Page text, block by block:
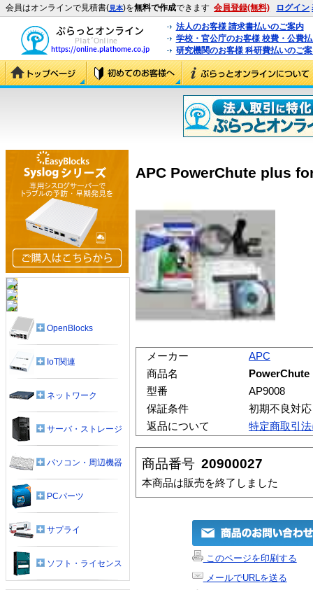
会員はオンラインで見積書(見本)を無料で作成できます 会員登録(無料) ログイン
法人のお客様 請求書払いのご案内
学校・官公庁のお客様 校費・公費
研究機関のお客様 科研費払いのご
APC PowerChute plus
メーカー
APC
商品名
型番
AP9008
保証条件
初期不良対
返品について
特定商取引
商品番号 20900027
本商品は販売を終了しました
このページを印刷する
メールでURLを送る
OpenBlocks
IoT関連
ネットワーク
サーバ・ストレージ
パソコン・周辺機器
PCパーツ
サプライ
ソフト・ライセンス